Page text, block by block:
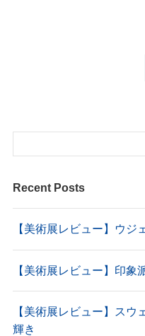
Recent Posts
【美術展レビュー】ウジ
【美術展レビュー】印
【美術展レビュー】ス
輝き